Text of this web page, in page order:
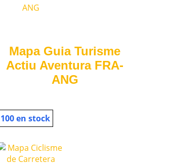
Mapa Guia Turisme
Actiu Aventura FRA-
ANG
100 en stock